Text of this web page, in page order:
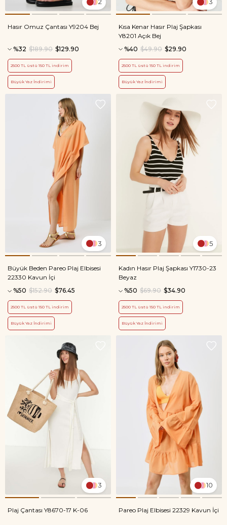
Hasır Omuz Çantası Y9204 Bej
%32 $129.90
$189.90
2500 TL üstü 150 TL indirim
Büyük Yaz İndirimi
Kısa Kenar Hasır Plaj Şapkası
Y8201 Açık Bej
%40
$29.90
$49.90
2500 TL üstü 150 TL indirim
Büyük Yaz İndirimi
3
Büyük Beden Pareo Plaj Elbisesi
22330 Kavun İçi
%50
$76.45
$152.90
2500 TL üstü 150 TL indirim
Büyük Yaz İndirimi
5
Kadın Hasır Plaj Şapkası Y1730-23
Beyaz
%50
$34.90
$69.90
2500 TL üstü 150 TL indirim
Büyük Yaz İndirimi
3
Plaj Çantası Y8670-17 K-06
10
Pareo Plaj Elbisesi 22329 Kavun İçi